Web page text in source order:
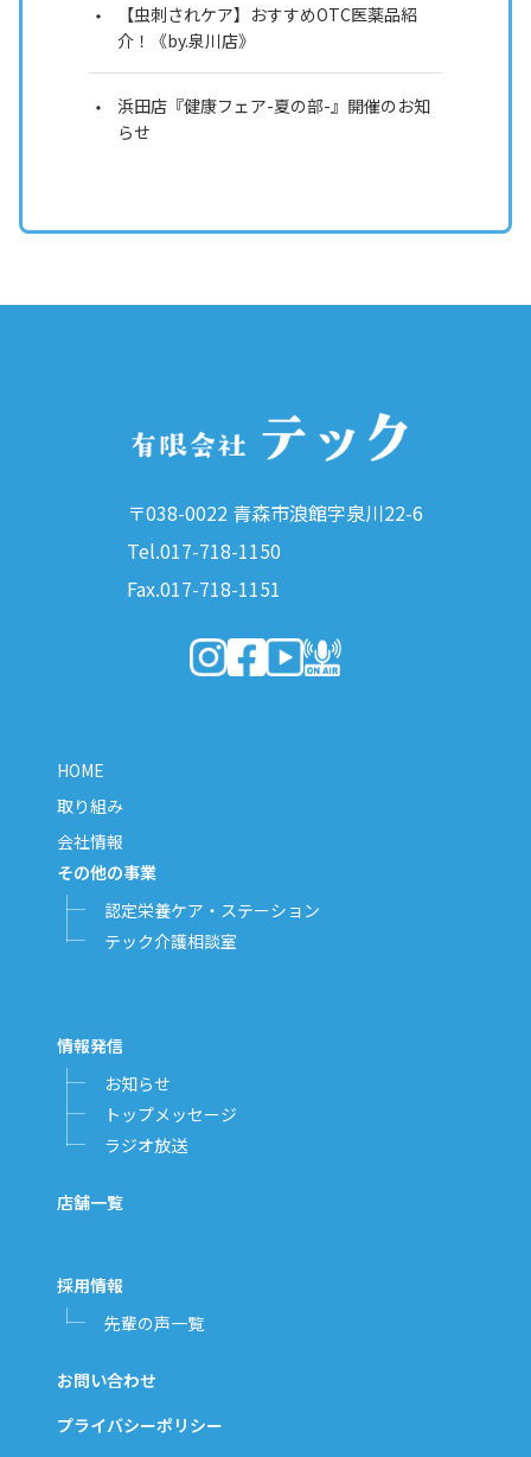
【虫刺されケア】おすすめOTC医薬品紹
介！《by.泉川店》
浜田店『健康フェア-夏の部-』開催のお知
らせ
〒038-0022 青森市浪館字泉川22-6
Tel.017-718-1150
Fax.017-718-1151
（新しいウィンドウで開きます）
（新しいウィンドウで開きます）
（新しいウィンドウで開き
（新しいウィンドウで
HOME
取り組み
会社情報
その他の事業
認定栄養ケア・ステーション
テック介護相談室
情報発信
お知らせ
トップメッセージ
ラジオ放送
店舗一覧
採用情報
先輩の声一覧
お問い合わせ
プライバシーポリシー